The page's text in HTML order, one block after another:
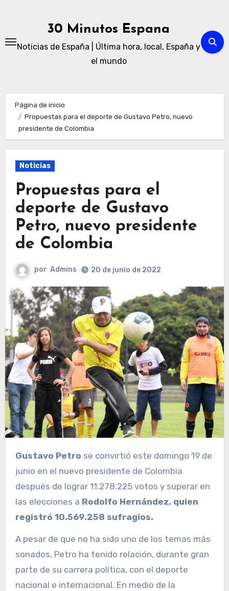
30 Minutos Espana
Noticias de España | Última hora, local, España y
el mundo
Página de inicio
Propuestas para el deporte de Gustavo Petro, nuevo
presidente de Colombia
Noticias
Propuestas para el
deporte de Gustavo
Petro, nuevo presidente
de Colombia
por Admins 20 de junio de 2022
Gustavo Petro se convirtió este domingo 19 de
junio en el nuevo presidente de Colombia
después de lograr 11.278.225 votos y superar en
las elecciones a Rodolfo Hernández, quien
registró 10.569.258 sufragios.
A pesar de que no ha sido uno de los temas más
sonados, Petro ha tenido relación, durante gran
parte de su carrera política, con el deporte
nacional e internacional. En medio de la